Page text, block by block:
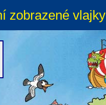
zobrazené vlajky